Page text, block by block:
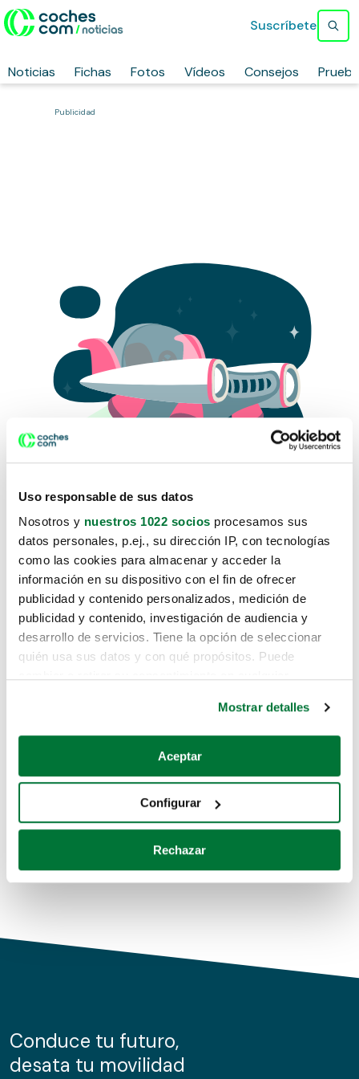
Uso responsable de sus datos
Nosotros y nuestros 1022 socios procesamos sus
datos personales, p.ej., su dirección IP, con tecnologías
como las cookies para almacenar y acceder la
información en su dispositivo con el fin de ofrecer
publicidad y contenido personalizados, medición de
publicidad y contenido, investigación de audiencia y
desarrollo de servicios. Tiene la opción de seleccionar
quién usa sus datos y con qué propósitos. Puede
Si lo permite, también quisiéramos:
Recopilar información sobre su ubicación geográfica
Identificar su dispositivo analizándolo activamente
para buscar características específicas (huellas
Obtenga más información sobre cómo se procesan sus
de cookies.
información sobre el uso que haga del sitio web con
nuestros partners de redes sociales, publicidad y análisis
Mostrar detalles
Aceptar
Configurar
Rechazar
Noticias Fichas Fotos Vídeos Consejos
Suscríbete
Publicidad
Lo sentimos, no sabemos como
te hemos traido hasta aquí.
Pero puedes encontrar el coche que estás
buscando en alguno de estos enlaces:
Coches de segunda mano
Coches de km0
Conduce tu futuro,
desata tu movilidad